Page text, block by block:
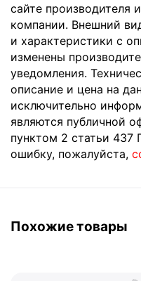
сайте производителя
компании. Внешний
и характеристики с
изменены
уведомления.
описание и цена на
исключительно
являются публичной
пунктом 2 статьи
ошибку, пожалуйста,
Похожие товары